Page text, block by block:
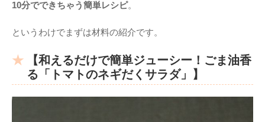
10分でできちゃう簡単レシピ。
というわけでまずは材料の紹介です。
【和えるだけで簡単ジューシー！ごま油香
る「トマトのネギだくサラダ」】